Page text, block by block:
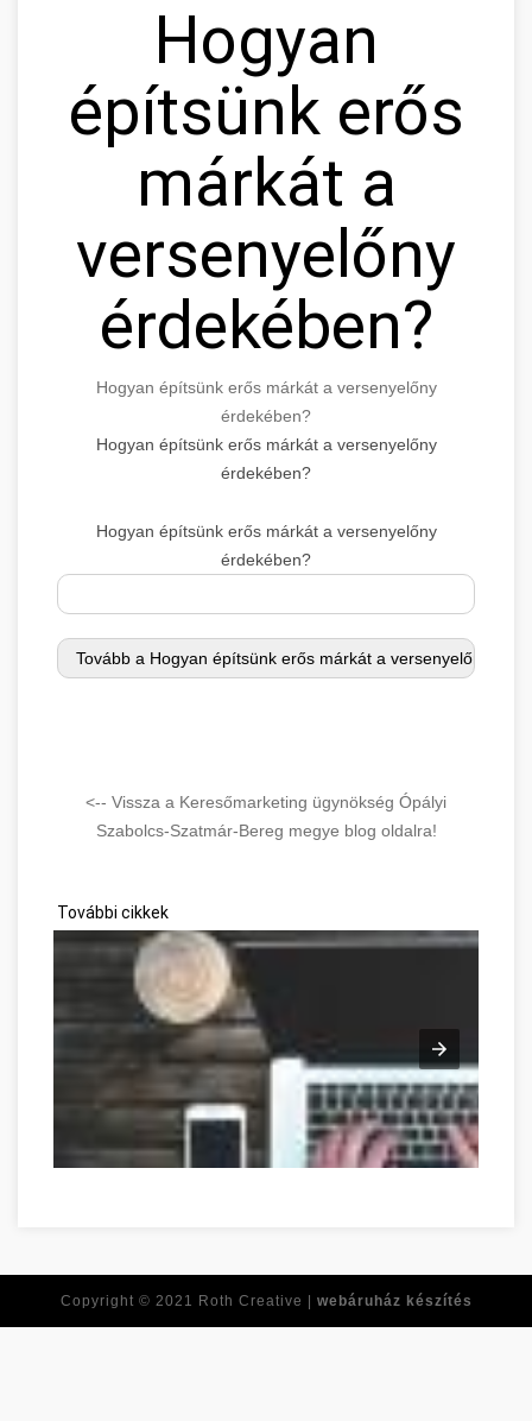
Hogyan
építsünk erős
márkát a
versenyelőny
érdekében?
Hogyan építsünk erős márkát a versenyelőny
érdekében?
Hogyan építsünk erős márkát a versenyelőny
érdekében?
Hogyan építsünk erős márkát a versenyelőny
érdekében?
<-- Vissza a Keresőmarketing ügynökség Ópályi
Szabolcs-Szatmár-Bereg megye blog oldalra!
További cikkek
Réponses à toutes vos questions de développement
Copyright © 2021 Roth Creative | webáruház készítés